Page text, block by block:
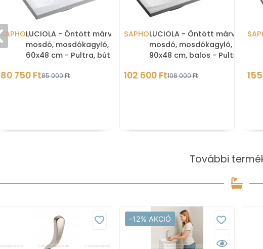
SAPHOLUCIOLA - Öntött márvány
mosdó, mosdókagyló,
60x48 cm - Pultra, bútorra
80 750 Ft85 000 Ft
SAPHOLUCIOLA - Öntött márvány
mosdó, mosdókagyló,
90x48 cm, balos - Pultra,
102 600 Ft108 000 Ft
További
-12% AKCIÓ